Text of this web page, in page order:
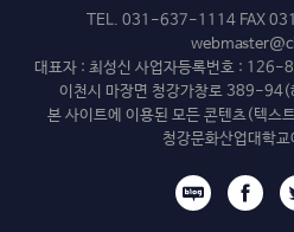
TEL. 031-637-1114 FAX
대표자 : 최성신 사업자등록번호 :
이천시 마장면 청강가창로 389-94(
본 사이트에 이용된 모든 콘텐츠(텍스
청강문화산업대학